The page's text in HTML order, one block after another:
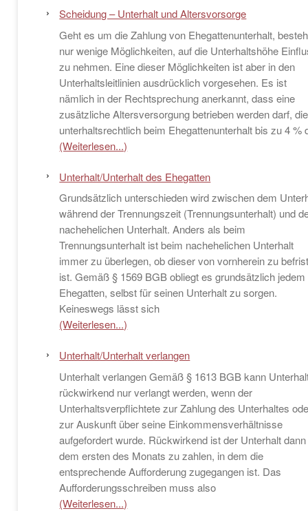
Scheidung – Unterhalt und Altersvorsorge
Geht es um die Zahlung von Ehegattenunterhalt,
nur wenige Möglichkeiten, auf die Unterhaltshöhe
zu nehmen. Eine dieser Möglichkeiten ist aber in den
Unterhaltsleitlinien ausdrücklich vorgesehen. Es ist
nämlich in der Rechtsprechung anerkannt, dass eine
zusätzliche Altersversorgung betrieben werden darf, die
unterhaltsrechtlich beim Ehegattenunterhalt bis zu 4 %
(Weiterlesen...)
Unterhalt/Unterhalt des Ehegatten
Grundsätzlich unterschieden wird zwischen dem
während der Trennungszeit (Trennungsunterhalt) und
nachehelichen Unterhalt. Anders als beim
Trennungsunterhalt ist beim nachehelichen Unterhalt
immer zu überlegen, ob dieser von vornherein zu
ist. Gemäß § 1569 BGB obliegt es grundsätzlich jedem
Ehegatten, selbst für seinen Unterhalt zu sorgen.
Keineswegs lässt sich
(Weiterlesen...)
Unterhalt/Unterhalt verlangen
Unterhalt verlangen Gemäß § 1613 BGB kann
rückwirkend nur verlangt werden, wenn der
Unterhaltsverpflichtete zur Zahlung des Unterhaltes
zur Auskunft über seine Einkommensverhältnisse
aufgefordert wurde. Rückwirkend ist der Unterhalt
dem ersten des Monats zu zahlen, in dem die
entsprechende Aufforderung zugegangen ist. Das
Aufforderungsschreiben muss also
(Weiterlesen...)